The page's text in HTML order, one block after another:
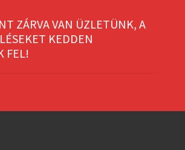
ZÁRVA VAN ÜZLETÜNK, A
KEDDEN
FEL!